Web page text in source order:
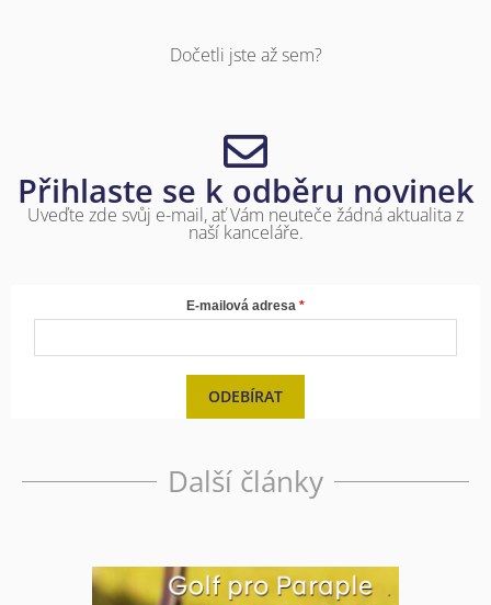
Dočetli jste až sem?
Přihlaste se k odběru novinek
Uveďte zde svůj e-mail, ať Vám neuteče žádná aktualita z
naší kanceláře.
E-mailová adresa
ODEBÍRAT
Další články